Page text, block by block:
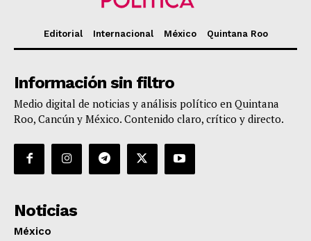
Editorial Internacional México Quintana Roo
Información sin filtro
Medio digital de noticias y análisis político en Quintana
Roo, Cancún y México. Contenido claro, crítico y directo.
Noticias
México